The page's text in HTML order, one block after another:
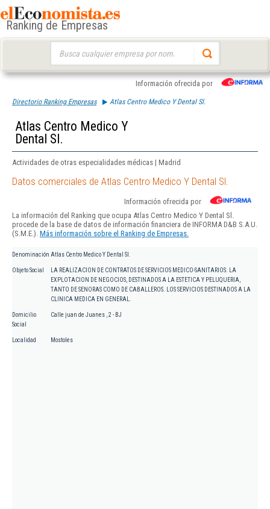
Ranking de Empresas
Información ofrecida por
Directorio Ranking Empresas Atlas Centro Medico Y Dental Sl.
Atlas Centro Medico Y
Dental Sl.
Actividades de otras especialidades médicas | Madrid
Datos comerciales de Atlas Centro Medico Y Dental Sl.
Información ofrecida por
La información del Ranking que ocupa Atlas Centro Medico Y Dental Sl.
procede de la base de datos de información financiera de INFORMA D&B S.A.U.
(S.M.E.). Más información sobre el Ranking de Empresas.
Denominación Atlas Centro Medico Y Dental Sl.
Objeto Social
LA REALIZACION DE CONTRATOS DE SERVICIOS MEDICO-SANITARIOS. LA
EXPLOTACION DE NEGOCIOS, DESTINADOS A LA ESTETICA Y PELUQUERIA,
TANTO DE SENORAS COMO DE CABALLEROS. LOS SERVICIOS DESTINADOS A LA
CLINICA MEDICA EN GENERAL.
Domicilio
Social
Calle juan de Juanes , 2 - BJ
Localidad Mostoles